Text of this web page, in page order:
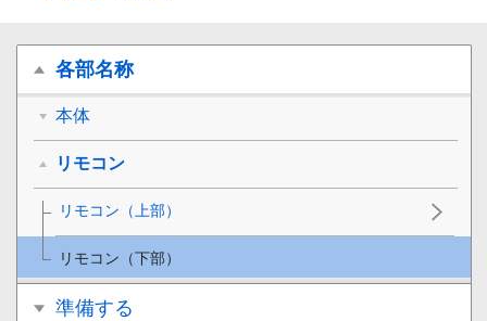
各部名称
本体
リモコン
リモコン（上部）
リモコン（下部）
準備する